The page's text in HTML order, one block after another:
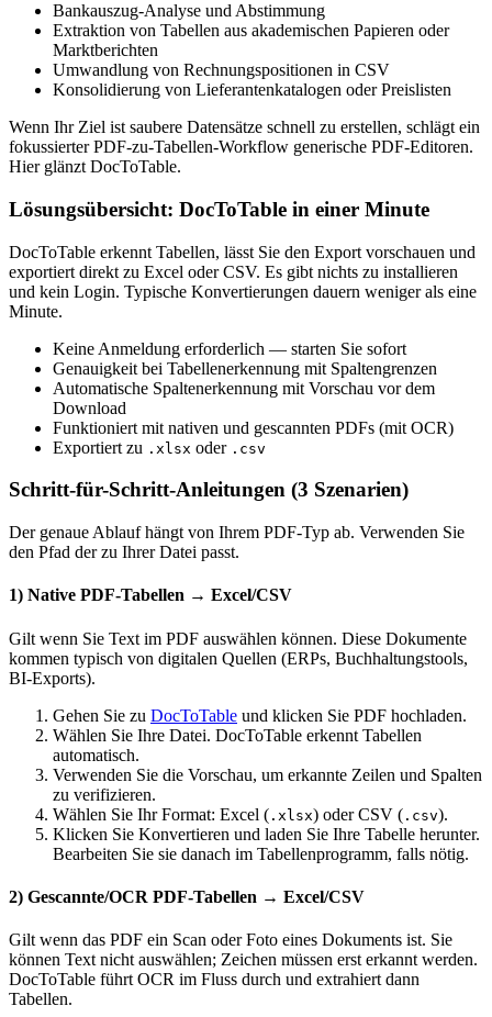
Bankauszug-Analyse und Abstimmung
Extraktion von Tabellen aus akademischen Papieren oder
Marktberichten
Umwandlung von Rechnungspositionen in CSV
Konsolidierung von Lieferantenkatalogen oder Preislisten
Wenn Ihr Ziel ist saubere Datensätze schnell zu erstellen, schlägt ein
fokussierter PDF-zu-Tabellen-Workflow generische PDF-Editoren.
Hier glänzt DocToTable.
Lösungsübersicht: DocToTable in einer Minute
DocToTable erkennt Tabellen, lässt Sie den Export vorschauen und
exportiert direkt zu Excel oder CSV. Es gibt nichts zu installieren
und kein Login. Typische Konvertierungen dauern weniger als eine
Minute.
Keine Anmeldung erforderlich — starten Sie sofort
Genauigkeit bei Tabellenerkennung mit Spaltengrenzen
Automatische Spaltenerkennung mit Vorschau vor dem
Download
Funktioniert mit nativen und gescannten PDFs (mit OCR)
Exportiert zu .xlsx oder .csv
Schritt-für-Schritt-Anleitungen (3 Szenarien)
Der genaue Ablauf hängt von Ihrem PDF-Typ ab. Verwenden Sie
den Pfad der zu Ihrer Datei passt.
1) Native PDF-Tabellen → Excel/CSV
Gilt wenn Sie Text im PDF auswählen können. Diese Dokumente
kommen typisch von digitalen Quellen (ERPs, Buchhaltungstools,
BI-Exports).
Gehen Sie zu DocToTable und klicken Sie PDF hochladen.
Wählen Sie Ihre Datei. DocToTable erkennt Tabellen
automatisch.
Verwenden Sie die Vorschau, um erkannte Zeilen und Spalten
zu verifizieren.
Wählen Sie Ihr Format: Excel ( .xlsx) oder CSV ( .csv).
Klicken Sie Konvertieren und laden Sie Ihre Tabelle herunter.
Bearbeiten Sie sie danach im Tabellenprogramm, falls nötig.
2) Gescannte/OCR PDF-Tabellen → Excel/CSV
Gilt wenn das PDF ein Scan oder Foto eines Dokuments ist. Sie
können Text nicht auswählen; Zeichen müssen erst erkannt werden.
DocToTable führt OCR im Fluss durch und extrahiert dann
Tabellen.